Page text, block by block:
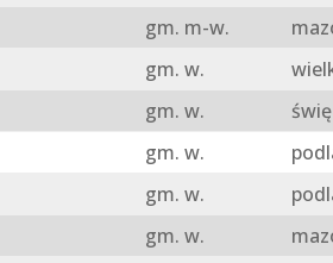
gm. m-w.
gm. w.
gm. w.
gm. w.
gm. w.
gm. w.